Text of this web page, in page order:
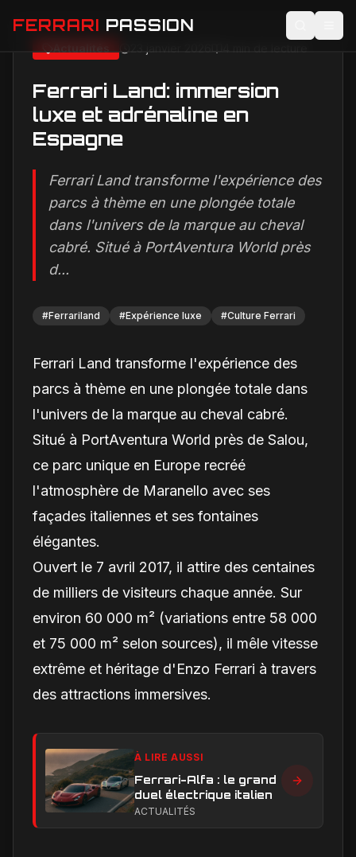
FERRARI PASSION
Actualités
Modèles
Compétition
Technologie
Lifestyle
Image non disponible
Actualités
Ferrari Land: immersion
luxe et adrénaline en
Espagne
Ferrari Land transforme l'expérience des
parcs à thème en une plongée totale
dans l'univers de la marque au cheval
cabré. Situé à PortAventura World près
d...
#Ferrariland #Expérience luxe #Culture Ferrari
Ferrari Land transforme l'expérience des
parcs à thème en une plongée totale dans
l'univers de la marque au cheval cabré.
Situé à PortAventura World près de Salou,
ce parc unique en Europe recréé
l'atmosphère de Maranello avec ses
façades italiennes et ses fontaines
élégantes.
Ouvert le 7 avril 2017, il attire des centaines
de milliers de visiteurs chaque année. Sur
environ 60 000 m² (variations entre 58 000
et 75 000 m² selon sources), il mêle vitesse
extrême et héritage d'Enzo Ferrari à travers
des attractions immersives.
À LIRE AUSSI
Ferrari-Alfa : le grand
duel électrique italien
ACTUALITÉS